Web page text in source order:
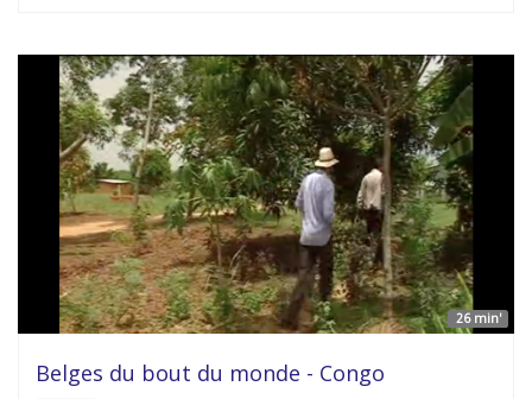
26 min'
Belges du bout du monde - Congo